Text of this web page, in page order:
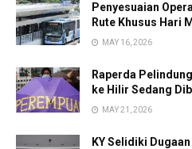
Penyesuaian
Rute Khusus Hari
MAY 16, 2026
Raperda
ke Hilir Sedang
MAY 21, 2026
KY Selidiki